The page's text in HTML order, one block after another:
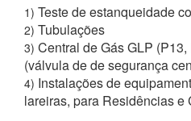
1) Teste de estanqueidade
2) Tubulações
3) Central de Gás GLP
(válvula de de segurança
4) Instalações de
lareiras, para Residências e